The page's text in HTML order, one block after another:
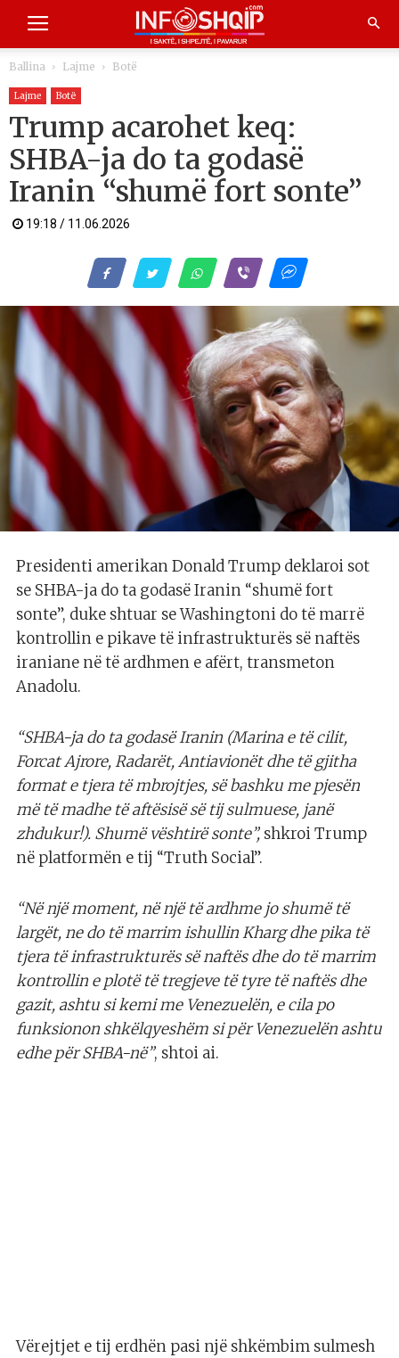
Ballina Lajme Botë
Lajme Botë
Trump acarohet keq:
SHBA-ja do ta godasë
Iranin “shumë fort sonte”
19:18 / 11.06.2026
Presidenti amerikan Donald Trump deklaroi sot
se SHBA-ja do ta godasë Iranin “shumë fort
sonte”, duke shtuar se Washingtoni do të marrë
kontrollin e pikave të infrastrukturës së naftës
iraniane në të ardhmen e afërt, transmeton
Anadolu.
“SHBA-ja do ta godasë Iranin (Marina e të cilit,
Forcat Ajrore, Radarët, Antiavionët dhe të gjitha
format e tjera të mbrojtjes, së bashku me pjesën
më të madhe të aftësisë së tij sulmuese, janë
zhdukur!). Shumë vështirë sonte”, shkroi Trump
në platformën e tij “Truth Social”.
“Në një moment, në një të ardhme jo shumë të
largët, ne do të marrim ishullin Kharg dhe pika të
tjera të infrastrukturës së naftës dhe do të marrim
kontrollin e plotë të tregjeve të tyre të naftës dhe
gazit, ashtu si kemi me Venezuelën, e cila po
funksionon shkëlqyeshëm si për Venezuelën ashtu
edhe për SHBA-në”, shtoi ai.
Vërejtjet e tij erdhën pasi një shkëmbim sulmesh